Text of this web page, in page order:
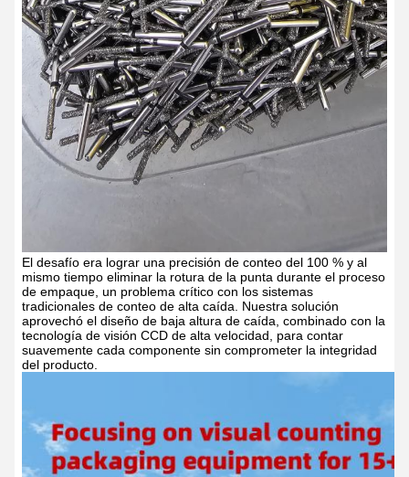
El desafío era lograr una precisión de conteo del 100 % y al
mismo tiempo eliminar la rotura de la punta durante el proceso
de empaque, un problema crítico con los sistemas
tradicionales de conteo de alta caída. Nuestra solución
aprovechó el diseño de baja altura de caída, combinado con la
tecnología de visión CCD de alta velocidad, para contar
suavemente cada componente sin comprometer la integridad
del producto.